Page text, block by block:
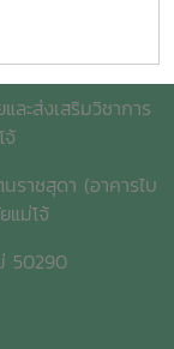
ละส่งเสริมวิชาการ
จ้
ราชสุดา (อาคารไบ
แม่โจ้
50290